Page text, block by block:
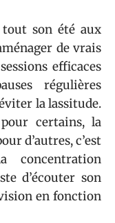
son été aux
de vrais
efficaces
régulières
la lassitude.
certains, la
d’autres, c’est
concentration
d’écouter son
en fonction